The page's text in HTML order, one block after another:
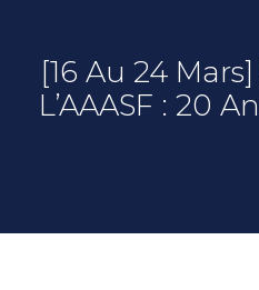
[16 Au 24
L’AAASF : 20